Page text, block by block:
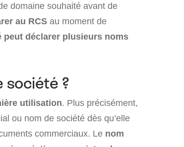
domaine souhaité avant de
au RCS au moment de
peut déclarer plusieurs noms
société ?
utilisation. Plus précisément,
ou nom de société dès qu’elle
commerciaux. Le nom